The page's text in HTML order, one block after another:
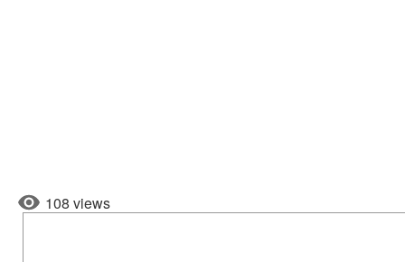
108 views